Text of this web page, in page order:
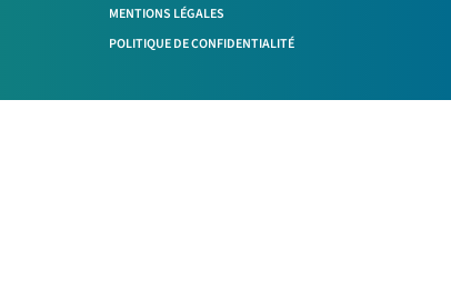
MENTIONS LÉGALES
POLITIQUE DE CONFIDENTIALITÉ